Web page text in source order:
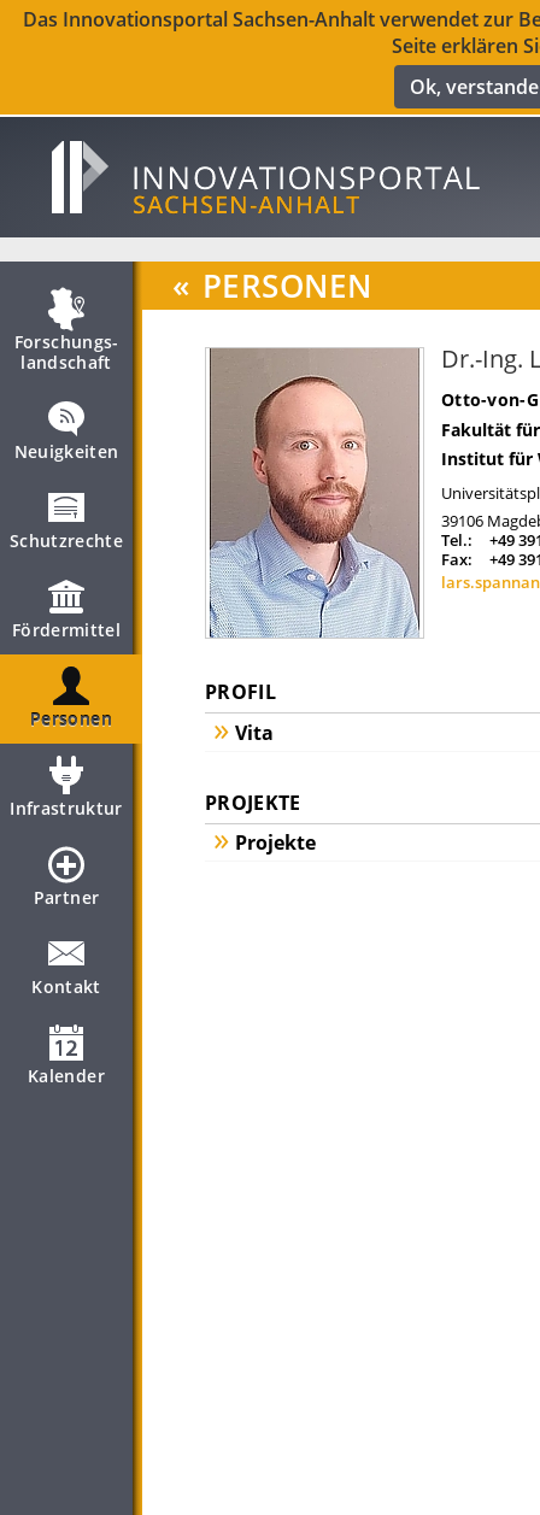
Das Innovationsportal Sachsen-Anhalt verwendet zur
Seite erklären
Ok,
Forschungs­
landschaft
Neuigkeiten
Schutzrechte
Fördermittel
Personen
Infrastruktur
Partner
Kontakt
Kalender
« PERSONEN
Dr.-Ing.
Otto-von-
Fakultät
Institut für
39106
Tel.:
+49
Fax:
+49
PROFIL
Vita
PROJEKTE
Projekte